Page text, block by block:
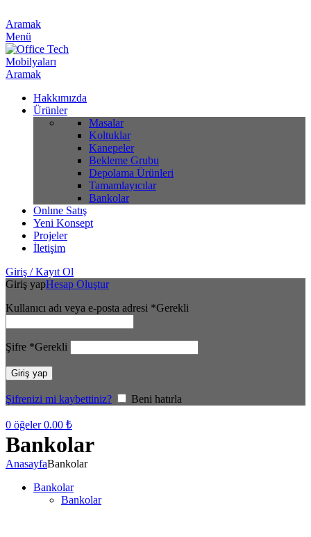
Aramak
Menü
Aramak
Hakkımızda
Ürünler
Masalar
Koltuklar
Kanepeler
Bekleme Grubu
Depolama Ürünleri
Tamamlayıcılar
Bankolar
Onlıne Satış
Yeni Konsept
Projeler
İletişim
Giriş / Kayıt Ol
Giriş yapHesap Oluştur
Kullanıcı adı veya e-posta adresi *Gerekli
Şifre *Gerekli
Giriş yap
Şifrenizi mi kaybettiniz? Beni hatırla
0 öğeler 0.00 ₺
Bankolar
AnasayfaBankolar
Bankolar
Bankolar